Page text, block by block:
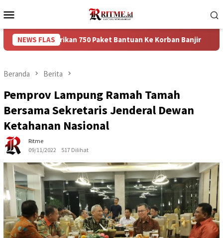
ke
Mobile
NEWS FLAS750 Paket Bantuan Ke Korban Banjir Puncak
Beranda Berita
Pemprov Lampung Ramah Tamah
Bersama Sekretaris Jenderal Dewan
Ketahanan Nasional
Ritme
09/11/2022
517 Dilihat